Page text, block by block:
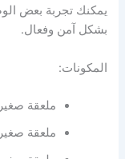
يمكنك تجربة بعض
بشكل آمن وفعال.
المكونات:
ملعقة
ملعقة